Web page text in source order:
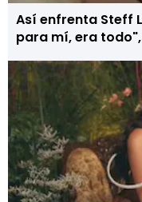
Así enfrenta Steff
para mí, era